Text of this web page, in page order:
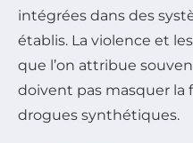
intégrées dans des
établis. La violence et
que l’on attribue
doivent pas masquer la
drogues synthétiques.